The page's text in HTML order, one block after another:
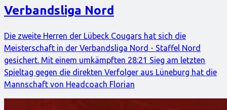
Verbandsliga Nord
Die zweite Herren der Lübeck Cougars hat sich die
Meisterschaft in der Verbandsliga Nord - Staffel Nord
gesichert. Mit einem umkämpften 28:21 Sieg am letzten
Spieltag gegen die direkten Verfolger aus Lüneburg hat die
Mannschaft von Headcoach Florian